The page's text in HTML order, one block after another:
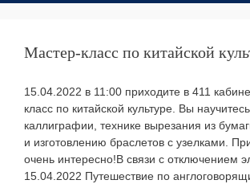
Мастер-класс по китайской
15.04.2022 в 11:00 приходите в 411
класс по китайской культуре. Вы
каллиграфии, технике вырезания из
и изготовлению браслетов с узелками.
очень интересно!В связи с отключением
15.04.2022 Путешествие по